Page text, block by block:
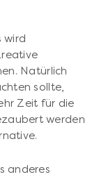
wird
Natürlich
sollte,
Zeit für die
werden
anderes